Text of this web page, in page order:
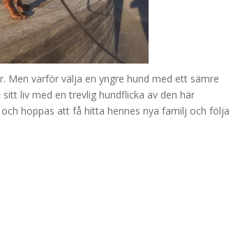
Men varför välja en yngre hund med ett sämre
liv med en trevlig hundflicka av den här
hoppas att få hitta hennes nya familj och följa